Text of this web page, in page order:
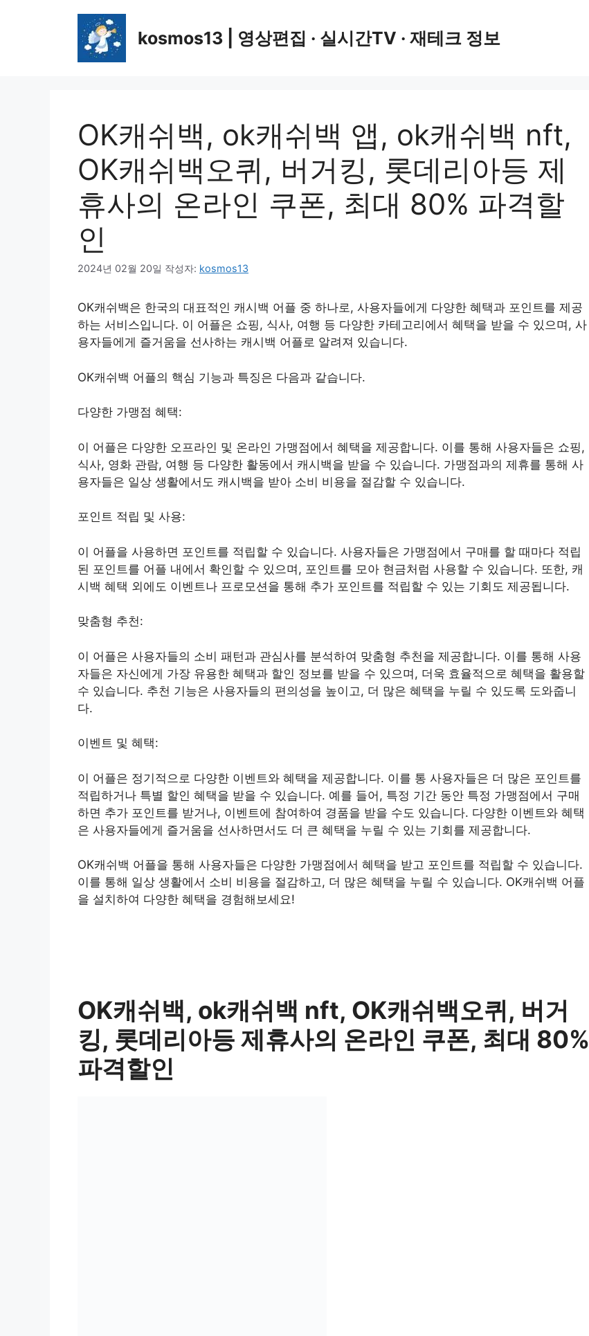
kosmos13 | 영상편집 · 실시간TV · 재테크 정보
OK캐쉬백, ok캐쉬백 앱, ok캐쉬백 nft,
OK캐쉬백오퀴, 버거킹, 롯데리아등 제
휴사의 온라인 쿠폰, 최대 80% 파격할
인
2024년 02월 20일 작성자: kosmos13
OK캐쉬백은 한국의 대표적인 캐시백 어플 중 하나로, 사용자들에게 다양한 혜택과 포인트를 제공
하는 서비스입니다. 이 어플은 쇼핑, 식사, 여행 등 다양한 카테고리에서 혜택을 받을 수 있으며, 사
용자들에게 즐거움을 선사하는 캐시백 어플로 알려져 있습니다.
OK캐쉬백 어플의 핵심 기능과 특징은 다음과 같습니다.
다양한 가맹점 혜택:
이 어플은 다양한 오프라인 및 온라인 가맹점에서 혜택을 제공합니다. 이를 통해 사용자들은 쇼핑,
식사, 영화 관람, 여행 등 다양한 활동에서 캐시백을 받을 수 있습니다. 가맹점과의 제휴를 통해 사
용자들은 일상 생활에서도 캐시백을 받아 소비 비용을 절감할 수 있습니다.
포인트 적립 및 사용:
이 어플을 사용하면 포인트를 적립할 수 있습니다. 사용자들은 가맹점에서 구매를 할 때마다 적립
된 포인트를 어플 내에서 확인할 수 있으며, 포인트를 모아 현금처럼 사용할 수 있습니다. 또한, 캐
시백 혜택 외에도 이벤트나 프로모션을 통해 추가 포인트를 적립할 수 있는 기회도 제공됩니다.
맞춤형 추천:
이 어플은 사용자들의 소비 패턴과 관심사를 분석하여 맞춤형 추천을 제공합니다. 이를 통해 사용
자들은 자신에게 가장 유용한 혜택과 할인 정보를 받을 수 있으며, 더욱 효율적으로 혜택을 활용할
수 있습니다. 추천 기능은 사용자들의 편의성을 높이고, 더 많은 혜택을 누릴 수 있도록 도와줍니
다.
이벤트 및 혜택:
이 어플은 정기적으로 다양한 이벤트와 혜택을 제공합니다. 이를 통 사용자들은 더 많은 포인트를
적립하거나 특별 할인 혜택을 받을 수 있습니다. 예를 들어, 특정 기간 동안 특정 가맹점에서 구매
하면 추가 포인트를 받거나, 이벤트에 참여하여 경품을 받을 수도 있습니다. 다양한 이벤트와 혜택
은 사용자들에게 즐거움을 선사하면서도 더 큰 혜택을 누릴 수 있는 기회를 제공합니다.
OK캐쉬백 어플을 통해 사용자들은 다양한 가맹점에서 혜택을 받고 포인트를 적립할 수 있습니다.
이를 통해 일상 생활에서 소비 비용을 절감하고, 더 많은 혜택을 누릴 수 있습니다. OK캐쉬백 어플
을 설치하여 다양한 혜택을 경험해보세요!
OK캐쉬백, ok캐쉬백 nft, OK캐쉬백오퀴, 버거
킹, 롯데리아등 제휴사의 온라인 쿠폰, 최대 80%
파격할인